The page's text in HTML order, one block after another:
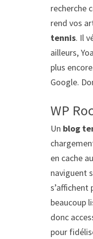
recherche
rend vos
tennis. Il
ailleurs,
plus
Google.
WP
Un blog
en cache
naviguent
beaucoup
donc
pour